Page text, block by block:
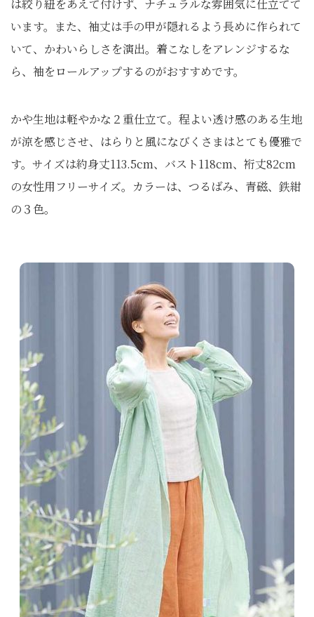
は絞り紐をあえて付けず、ナチュラルな雰囲気に仕立てて
います。また、袖丈は手の甲が隠れるよう長めに作られて
いて、かわいらしさを演出。着こなしをアレンジするな
ら、袖をロールアップするのがおすすめです。
かや生地は軽やかな２重仕立て。程よい透け感のある生地
が涼を感じさせ、はらりと風になびくさまはとても優雅で
す。サイズは約身丈113.5cm、バスト118cm、裄丈82cm
の女性用フリーサイズ。カラーは、つるばみ、青磁、鉄紺
の３色。